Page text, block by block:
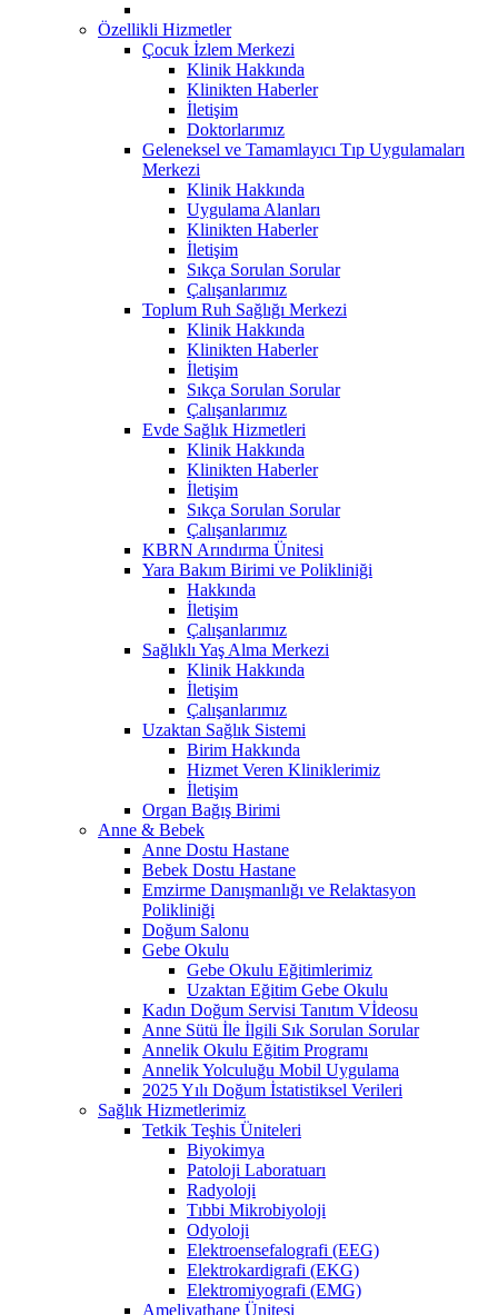
Özellikli Hizmetler
Çocuk İzlem Merkezi
Klinik Hakkında
Klinikten Haberler
İletişim
Doktorlarımız
Geleneksel ve Tamamlayıcı Tıp Uygulamaları
Merkezi
Klinik Hakkında
Uygulama Alanları
Klinikten Haberler
İletişim
Sıkça Sorulan Sorular
Çalışanlarımız
Toplum Ruh Sağlığı Merkezi
Klinik Hakkında
Klinikten Haberler
İletişim
Sıkça Sorulan Sorular
Çalışanlarımız
Evde Sağlık Hizmetleri
Klinik Hakkında
Klinikten Haberler
İletişim
Sıkça Sorulan Sorular
Çalışanlarımız
KBRN Arındırma Ünitesi
Yara Bakım Birimi ve Polikliniği
Hakkında
İletişim
Çalışanlarımız
Sağlıklı Yaş Alma Merkezi
Klinik Hakkında
İletişim
Çalışanlarımız
Uzaktan Sağlık Sistemi
Birim Hakkında
Hizmet Veren Kliniklerimiz
İletişim
Organ Bağış Birimi
Anne & Bebek
Anne Dostu Hastane
Bebek Dostu Hastane
Emzirme Danışmanlığı ve Relaktasyon
Polikliniği
Doğum Salonu
Gebe Okulu
Gebe Okulu Eğitimlerimiz
Uzaktan Eğitim Gebe Okulu
Kadın Doğum Servisi Tanıtım Vİdeosu
Anne Sütü İle İlgili Sık Sorulan Sorular
Annelik Okulu Eğitim Programı
Annelik Yolculuğu Mobil Uygulama
2025 Yılı Doğum İstatistiksel Verileri
Sağlık Hizmetlerimiz
Tetkik Teşhis Üniteleri
Biyokimya
Patoloji Laboratuarı
Radyoloji
Tıbbi Mikrobiyoloji
Odyoloji
Elektroensefalografi (EEG)
Elektrokardigrafi (EKG)
Elektromiyografi (EMG)
Ameliyathane Ünitesi